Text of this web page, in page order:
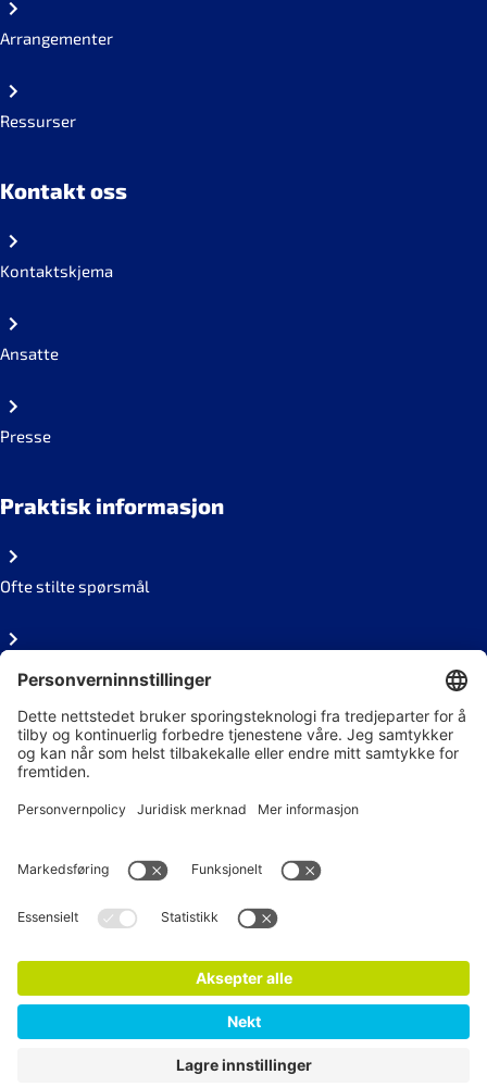
Arrangementer
Ressurser
Kontakt oss
Kontaktskjema
Ansatte
Presse
Praktisk informasjon
Ofte stilte spørsmål
Personvern
Ledige stillinger
Følg oss på sosiale medier
Nyhetsbrev
Meld på